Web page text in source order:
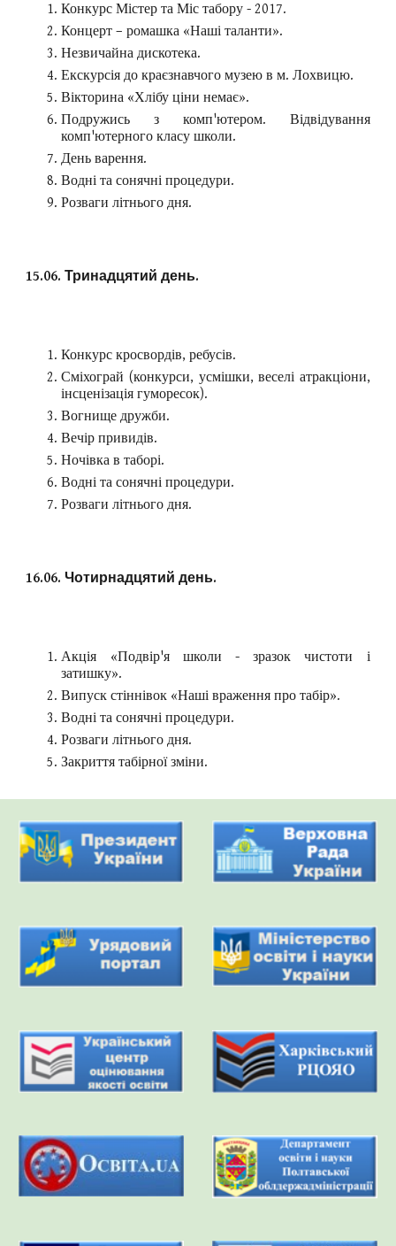
Конкурс Містер та Міс табору - 2017.
Концерт – ромашка «Наші таланти».
Незвичайна дискотека.
Екскурсія до краєзнавчого музею в м. Лохвицю.
Вікторина «Хлібу ціни немає».
Подружись з комп'ютером. Відвідування
комп'ютерного класу школи.
День варення.
Водні та сонячні процедури.
Розваги літнього дня.
15.06. Тринадцятий день.
Конкурс кросвордів, ребусів.
Сміхограй (конкурси, усмішки, веселі атракціони,
інсценізація гуморесок).
Вогнище дружби.
Вечір привидів.
Ночівка в таборі.
Водні та сонячні процедури.
Розваги літнього дня.
16.06. Чотирнадцятий день.
Акція «Подвір'я школи - зразок чистоти і
затишку».
Випуск стіннівок «Наші враження про табір».
Водні та сонячні процедури.
Розваги літнього дня.
Закриття табірної зміни.